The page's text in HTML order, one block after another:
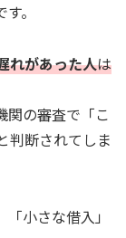
。
れがあった人は
関の審査で「こ
判断されてしま
小さな借入」